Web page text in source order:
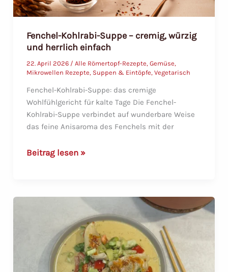
Fenchel-Kohlrabi-Suppe – cremig, würzig
und herrlich einfach
22. April 2026 / Alle Römertopf-Rezepte, Gemüse,
Mikrowellen Rezepte, Suppen & Eintöpfe, Vegetarisch
Fenchel-Kohlrabi-Suppe: das cremige
Wohlfühlgericht für kalte Tage Die Fenchel-
Kohlrabi-Suppe verbindet auf wunderbare Weise
das feine Anisaroma des Fenchels mit der
Fenchel-
–
herrlich
einfach
Beitrag lesen »